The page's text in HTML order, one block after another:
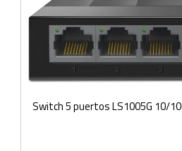
Switch 5 puertos LS1005G 10/